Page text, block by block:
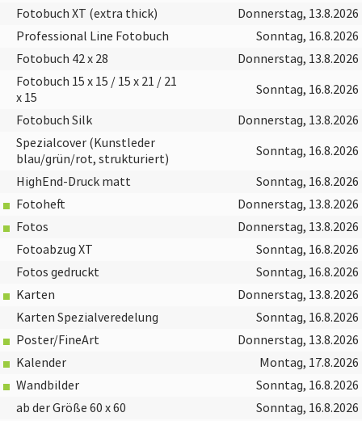
Fotobuch XT (extra thick)
Donnerstag, 13.8.2026
Professional Line Fotobuch
Sonntag, 16.8.2026
Fotobuch 42 x 28
Donnerstag, 13.8.2026
Fotobuch 15 x 15 / 15 x 21 / 21
x 15
Sonntag, 16.8.2026
Fotobuch Silk
Donnerstag, 13.8.2026
Spezialcover (Kunstleder
blau/grün/rot, strukturiert)
Sonntag, 16.8.2026
HighEnd-Druck matt
Sonntag, 16.8.2026
Fotoheft
Donnerstag, 13.8.2026
Fotos
Donnerstag, 13.8.2026
Fotoabzug XT
Sonntag, 16.8.2026
Fotos gedruckt
Sonntag, 16.8.2026
Karten
Donnerstag, 13.8.2026
Karten Spezialveredelung
Sonntag, 16.8.2026
Poster/FineArt
Donnerstag, 13.8.2026
Kalender
Montag, 17.8.2026
Wandbilder
Sonntag, 16.8.2026
ab der Größe 60 x 60
Sonntag, 16.8.2026